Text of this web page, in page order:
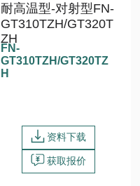
耐高温型-对射型FN-
GT310TZH/GT320T
ZH
FN-
GT310TZH/GT320TZ
H
资料下载
获取报价